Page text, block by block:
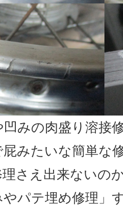
みの肉盛り溶接
みたいな簡単な
さえ出来ないの
パテ埋め修理」